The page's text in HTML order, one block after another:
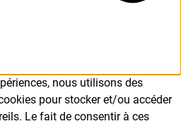
nous utilisons des
pour stocker et/ou accéder
Le fait de consentir à ces